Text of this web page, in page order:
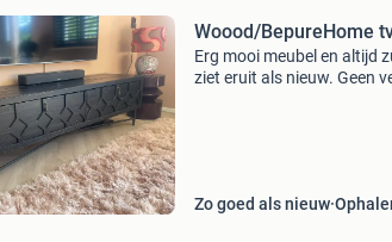
Woood/BepureHome
Erg mooi meubel en altijd
ziet eruit als nieuw. Geen
Zo goed als nieuw